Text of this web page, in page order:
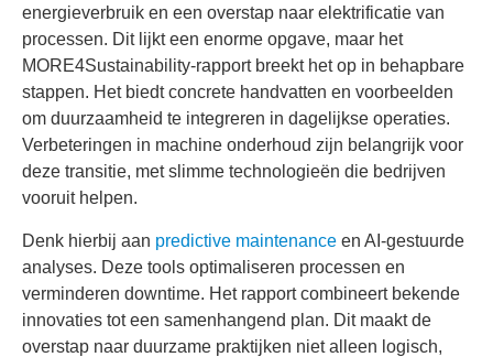
energieverbruik en een overstap naar elektrificatie van
processen. Dit lijkt een enorme opgave, maar het
MORE4Sustainability-rapport breekt het op in behapbare
stappen. Het biedt concrete handvatten en voorbeelden
om duurzaamheid te integreren in dagelijkse operaties.
Verbeteringen in machine onderhoud zijn belangrijk voor
deze transitie, met slimme technologieën die bedrijven
vooruit helpen.
Denk hierbij aan predictive maintenance en AI-gestuurde
analyses. Deze tools optimaliseren processen en
verminderen downtime. Het rapport combineert bekende
innovaties tot een samenhangend plan. Dit maakt de
overstap naar duurzame praktijken niet alleen logisch,